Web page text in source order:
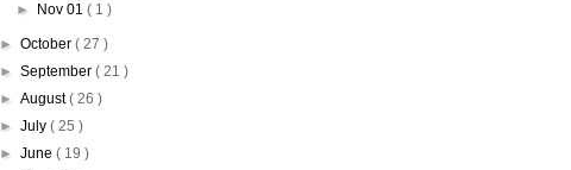
►
Nov 01( 1 )
► October ( 27 )
► September ( 21 )
► August( 26 )
► July ( 25 )
► June ( 19 )